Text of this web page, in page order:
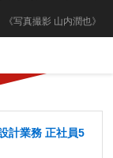
《写真撮影 山内潤也》
計業務 正社員5